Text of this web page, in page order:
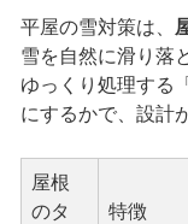
平屋の雪対策は、
雪を自然に滑り落
ゆっくり処理する
にするかで、設計
屋根
のタ
特徴